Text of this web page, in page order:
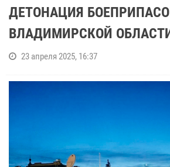
ДЕТОНАЦИЯ
ВЛАДИМИРСКОЙ
23 апреля 2025, 16:37